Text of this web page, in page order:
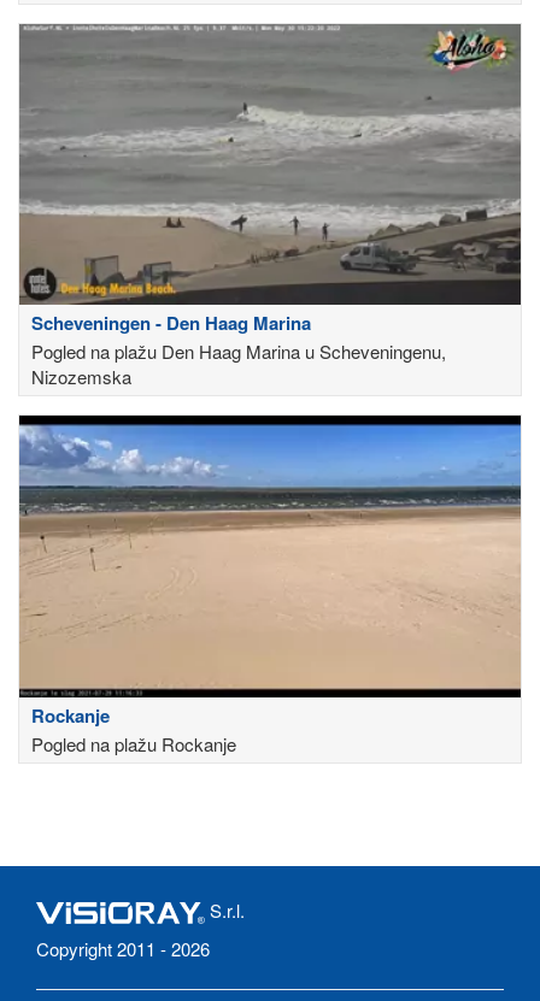
Scheveningen - Den Haag Marina
Pogled na plažu Den Haag Marina u Scheveningenu,
Nizozemska
Rockanje
Pogled na plažu Rockanje
S.r.l.
Copyright 2011 - 2026